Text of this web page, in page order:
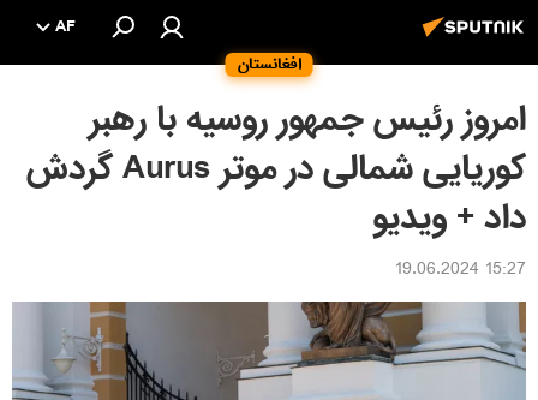
افغانستان
AF
امروز رئیس جمهور روسیه با رهبر
کوریایی شمالی در موتر Aurus گردش
داد + ویدیو
15:27 19.06.2024